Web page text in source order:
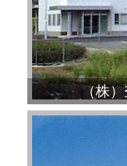
（株